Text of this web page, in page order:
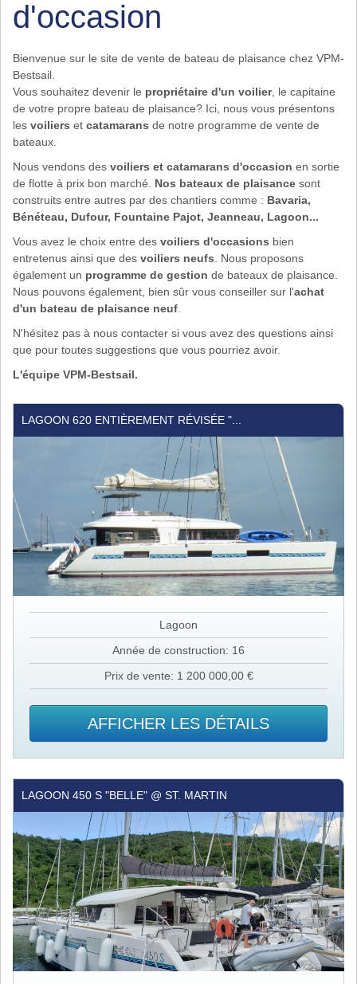
d'occasion
Bienvenue sur le site de vente de bateau de plaisance chez VPM-
Bestsail.
Vous souhaitez devenir le propriétaire d'un voilier, le capitaine
de votre propre bateau de plaisance? Ici, nous vous présentons
les voiliers et catamarans de notre programme de vente de
bateaux.
Nous vendons des voiliers et catamarans d'occasion en sortie
de flotte à prix bon marché. Nos bateaux de plaisance sont
construits entre autres par des chantiers comme : Bavaria,
Bénéteau, Dufour, Fountaine Pajot, Jeanneau, Lagoon...
Vous avez le choix entre des voiliers d'occasions bien
entretenus ainsi que des voiliers neufs . Nous proposons
également un programme de gestion de bateaux de plaisance.
Nous pouvons également, bien sûr vous conseiller sur l'achat
d'un bateau de plaisance neuf
N'hésitez pas à nous contacter si vous avez des questions ainsi
que pour toutes suggestions que vous pourriez avoir.
L'équipe VPM-Bestsail.
620
in
MAHE
LAGOON 620 ENTIÈREMENT RÉVISÉE "...
Lagoon
Année de construction: 16
Prix de vente: 1 200 000,00 €
AFFICHER LES DÉTAILS
450
"Belle"
@
St.
Martin
LAGOON 450 S "BELLE" @ ST. MARTIN